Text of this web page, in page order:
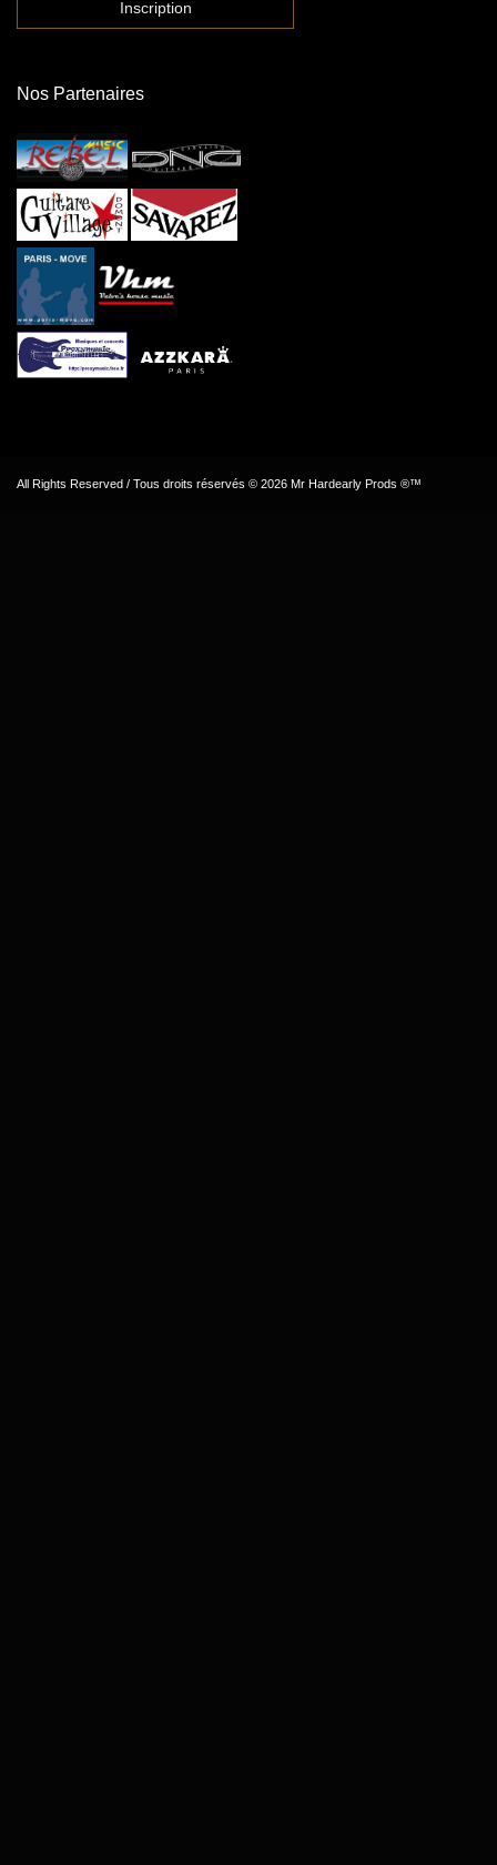
Nos Partenaires
All Rights Reserved / Tous droits réservés © 2026 Mr Hardearly Prods ®™